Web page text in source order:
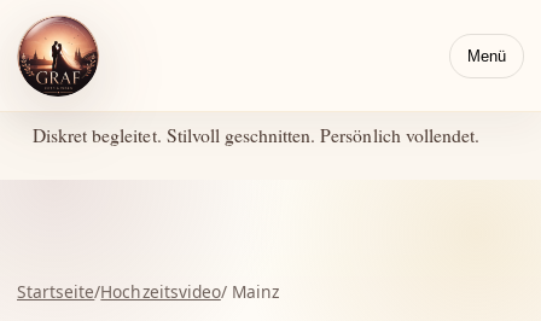
Menü
Diskret begleitet. Stilvoll geschnitten. Persönlich vollendet.
Startseite/Hochzeitsvideo/ Mainz